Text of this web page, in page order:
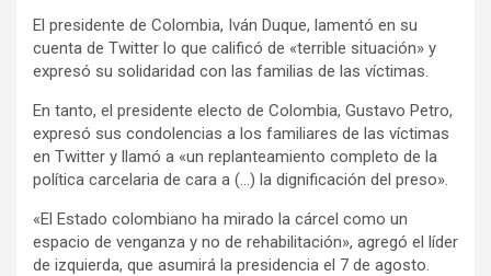
El presidente de Colombia, Iván Duque, lamentó en su
cuenta de Twitter lo que calificó de «terrible situación» y
expresó su solidaridad con las familias de las víctimas.
En tanto, el presidente electo de Colombia, Gustavo Petro,
expresó sus condolencias a los familiares de las víctimas
en Twitter y llamó a «un replanteamiento completo de la
política carcelaria de cara a (…) la dignificación del preso».
«El Estado colombiano ha mirado la cárcel como un
espacio de venganza y no de rehabilitación», agregó el líder
de izquierda, que asumirá la presidencia el 7 de agosto.